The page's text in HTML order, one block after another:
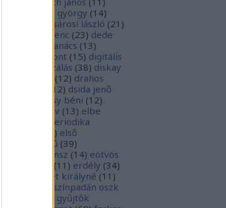
danku györgy (14)
deák-sárosi lászló (21 )
deák ferenc (23) dede
diaszpóra tanács (13)
központ (15) digitális
digitalizálás (38) diskay
(12) drahos
12) dsida jenő
egressy béni (12)
ekönyv (13) elbe
periodika
) első
emlékmű (39)
ensz (14) eötvös
(11 ) erdély (34)
erzsébet királyné (11 )
európa színpadán oszk
ex libris gyűjtők